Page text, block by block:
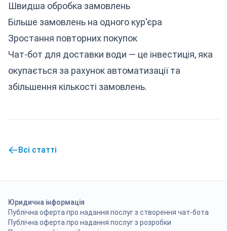
Швидша обробка замовлень
Більше замовлень на одного кур'єра
Зростання повторних покупок
Чат-бот для доставки води — це інвестиція, яка
окупається за рахунок автоматизації та
збільшення кількості замовлень.
Всі статті
Юридична інформація
Публічна оферта про надання послуг з створення чат-бота
Публічна оферта про надання послуг з розробки